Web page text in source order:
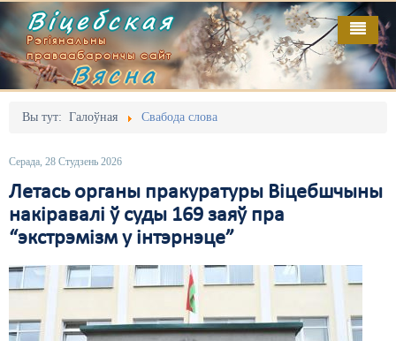
Віцебская
Рэгіянальны
праваабарончы сайт
Вясна
Вы тут: Галоўная Свабода слова
Серада, 28 Студзень 2026
Летась органы пракуратуры Віцебшчыны
накіравалі ў суды 169 заяў пра
“экстрэмізм у інтэрнэце”
Галоўная
Адміністрацыйны перасьлед
Безбар'ернае асяродзьдзе
Выбары
Дзяржава
Дыскрымінацыя
Выданьні
Кантакт
Пра нас